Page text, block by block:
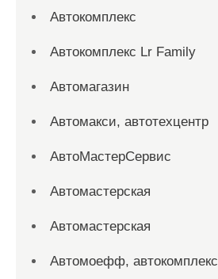
Автокомплекс
Автокомплекс Lr Family
Автомагазин
Автомакси, автотехцентр
АвтоМастерСервис
Автомастерская
Автомастерская
Автомоефф, автокомплекс